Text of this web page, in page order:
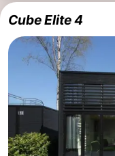
Cube Elite 4